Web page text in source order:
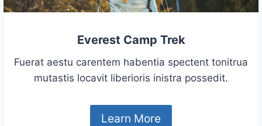
Everest Camp Trek
Fuerat aestu carentem habentia spectent tonitrua
mutastis locavit liberioris inistra possedit.
Learn More